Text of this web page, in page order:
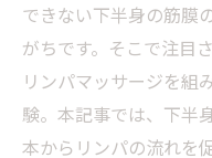
できない下半身の筋膜
がちです。そこで注目
リンパマッサージを組
験。本記事では、下半
本からリンパの流れを